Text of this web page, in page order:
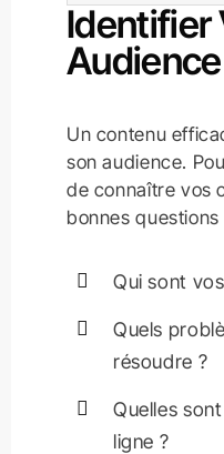
Identifier
Un contenu
son audience.
de connaître vos
bonnes questions
Qui sont
Quels
résoudre ?
Quelles
ligne ?